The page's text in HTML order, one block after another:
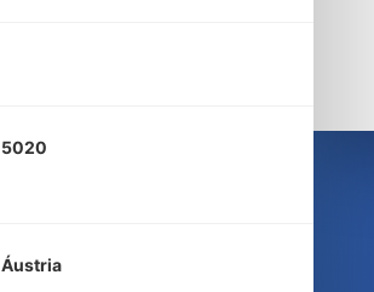
5020
Áustria